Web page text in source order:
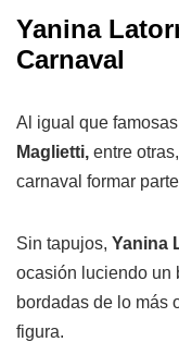
Yanina
Carnaval
Al igual que
Maglietti, entre
carnaval formar
Sin tapujos, Yanina
ocasión luciendo un
bordadas de lo más
figura.